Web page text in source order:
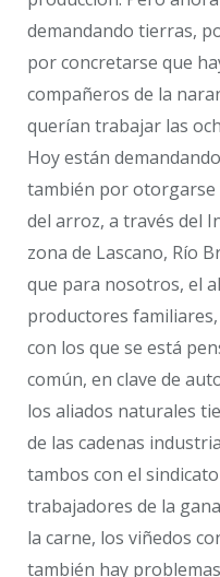
demandando tierras,
por concretarse que
compañeros de la
querían trabajar las
Hoy están
también por
del arroz, a través del
zona de Lascano, Río
que para nosotros, el
productores
con los que se está
común, en clave de
los aliados naturales
de las cadenas
tambos con el sindicato
trabajadores de la
la carne, los viñedos
también hay